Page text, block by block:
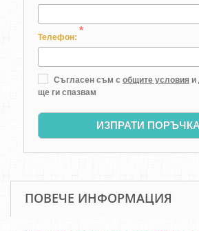
Телефон:
*
Съгласен съм с общите условия и
ще ги спазвам
ИЗПРАТИ
ПОВЕЧЕ ИНФОРМАЦИЯ